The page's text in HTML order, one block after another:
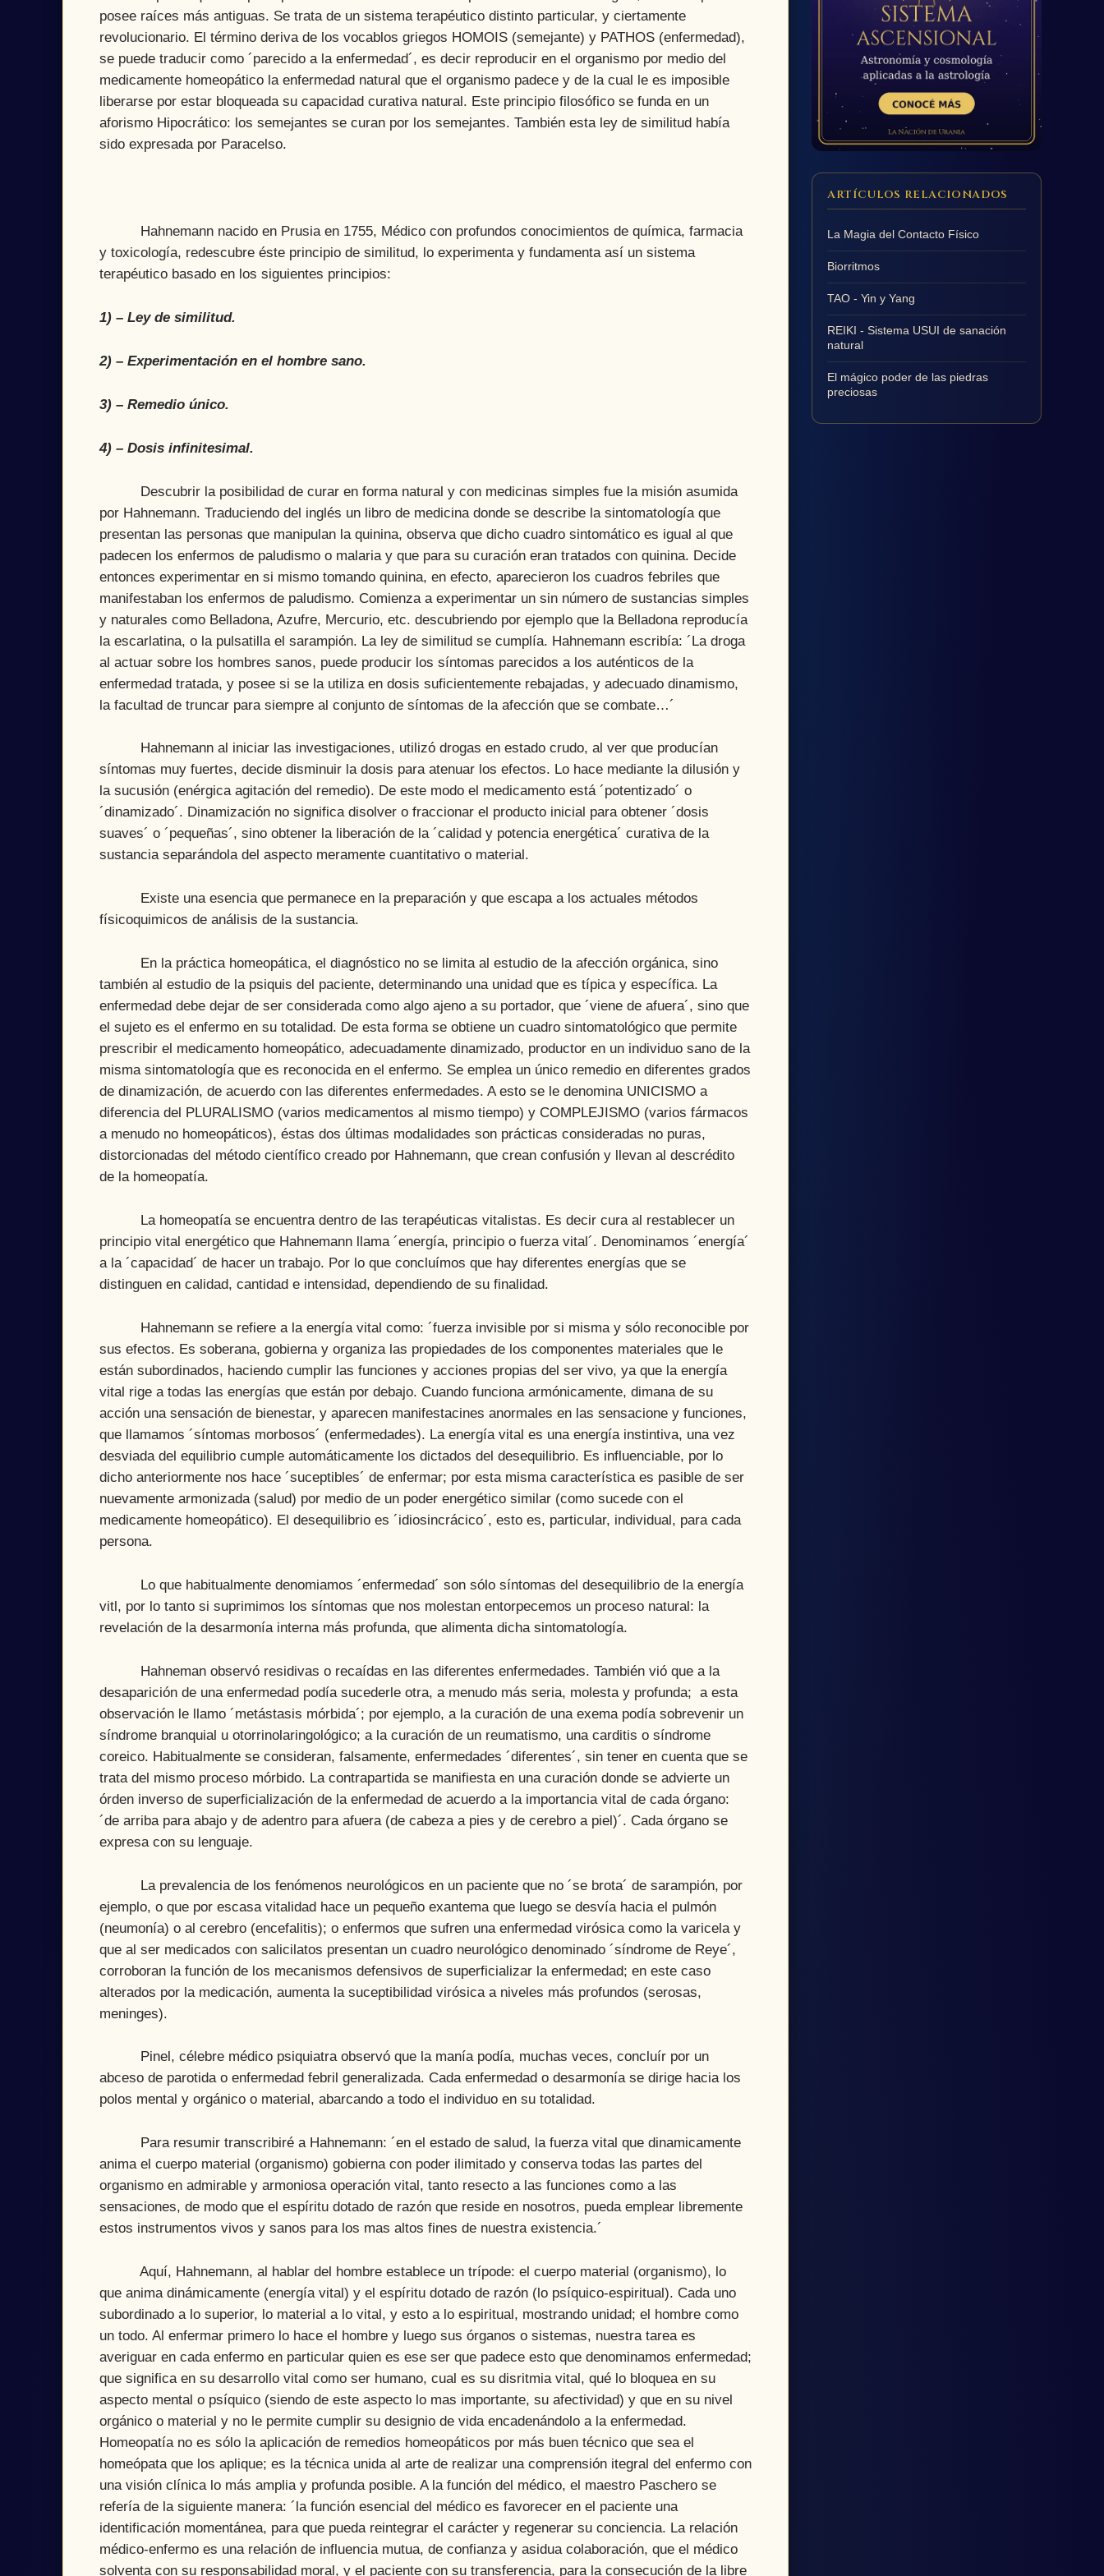
posee raíces más antiguas. Se trata de un sistema terapéutico distinto particular, y ciertamente
revolucionario. El término deriva de los vocablos griegos HOMOIS (semejante) y PATHOS (enfermedad),
se puede traducir como ´parecido a la enfermedad´, es decir reproducir en el organismo por medio del
medicamente homeopático la enfermedad natural que el organismo padece y de la cual le es imposible
liberarse por estar bloqueada su capacidad curativa natural. Este principio filosófico se funda en un
aforismo Hipocrático: los semejantes se curan por los semejantes. También esta ley de similitud había
sido expresada por Paracelso.
Hahnemann nacido en Prusia en 1755, Médico con profundos conocimientos de química, farmacia
y toxicología, redescubre éste principio de similitud, lo experimenta y fundamenta así un sistema
terapéutico basado en los siguientes principios:
1) – Ley de similitud.
2) – Experimentación en el hombre sano.
3) – Remedio único.
4) – Dosis infinitesimal.
Descubrir la posibilidad de curar en forma natural y con medicinas simples fue la misión asumida
por Hahnemann. Traduciendo del inglés un libro de medicina donde se describe la sintomatología que
presentan las personas que manipulan la quinina, observa que dicho cuadro sintomático es igual al que
padecen los enfermos de paludismo o malaria y que para su curación eran tratados con quinina. Decide
entonces experimentar en si mismo tomando quinina, en efecto, aparecieron los cuadros febriles que
manifestaban los enfermos de paludismo. Comienza a experimentar un sin número de sustancias simples
y naturales como Belladona, Azufre, Mercurio, etc. descubriendo por ejemplo que la Belladona reproducía
la escarlatina, o la pulsatilla el sarampión. La ley de similitud se cumplía. Hahnemann escribía: ´La droga
al actuar sobre los hombres sanos, puede producir los síntomas parecidos a los auténticos de la
enfermedad tratada, y posee si se la utiliza en dosis suficientemente rebajadas, y adecuado dinamismo,
la facultad de truncar para siempre al conjunto de síntomas de la afección que se combate…´
Hahnemann al iniciar las investigaciones, utilizó drogas en estado crudo, al ver que producían
síntomas muy fuertes, decide disminuir la dosis para atenuar los efectos. Lo hace mediante la dilusión y
la sucusión (enérgica agitación del remedio). De este modo el medicamento está ´potentizado´ o
´dinamizado´. Dinamización no significa disolver o fraccionar el producto inicial para obtener ´dosis
suaves´ o ´pequeñas´, sino obtener la liberación de la ´calidad y potencia energética´ curativa de la
sustancia separándola del aspecto meramente cuantitativo o material.
Existe una esencia que permanece en la preparación y que escapa a los actuales métodos
físicoquimicos de análisis de la sustancia.
En la práctica homeopática, el diagnóstico no se limita al estudio de la afección orgánica, sino
también al estudio de la psiquis del paciente, determinando una unidad que es típica y específica. La
enfermedad debe dejar de ser considerada como algo ajeno a su portador, que ´viene de afuera´, sino que
el sujeto es el enfermo en su totalidad. De esta forma se obtiene un cuadro sintomatológico que permite
prescribir el medicamento homeopático, adecuadamente dinamizado, productor en un individuo sano de la
misma sintomatología que es reconocida en el enfermo. Se emplea un único remedio en diferentes grados
de dinamización, de acuerdo con las diferentes enfermedades. A esto se le denomina UNICISMO a
diferencia del PLURALISMO (varios medicamentos al mismo tiempo) y COMPLEJISMO (varios fármacos
a menudo no homeopáticos), éstas dos últimas modalidades son prácticas consideradas no puras,
distorcionadas del método científico creado por Hahnemann, que crean confusión y llevan al descrédito
de la homeopatía.
La homeopatía se encuentra dentro de las terapéuticas vitalistas. Es decir cura al restablecer un
principio vital energético que Hahnemann llama ´energía, principio o fuerza vital´. Denominamos ´energía´
a la ´capacidad´ de hacer un trabajo. Por lo que concluímos que hay diferentes energías que se
distinguen en calidad, cantidad e intensidad, dependiendo de su finalidad.
Hahnemann se refiere a la energía vital como: ´fuerza invisible por si misma y sólo reconocible por
sus efectos. Es soberana, gobierna y organiza las propiedades de los componentes materiales que le
están subordinados, haciendo cumplir las funciones y acciones propias del ser vivo, ya que la energía
vital rige a todas las energías que están por debajo. Cuando funciona armónicamente, dimana de su
acción una sensación de bienestar, y aparecen manifestacines anormales en las sensacione y funciones,
que llamamos ´síntomas morbosos´ (enfermedades). La energía vital es una energía instintiva, una vez
desviada del equilibrio cumple automáticamente los dictados del desequilibrio. Es influenciable, por lo
dicho anteriormente nos hace ´suceptibles´ de enfermar; por esta misma característica es pasible de ser
nuevamente armonizada (salud) por medio de un poder energético similar (como sucede con el
medicamente homeopático). El desequilibrio es ´idiosincrácico´, esto es, particular, individual, para cada
persona.
Lo que habitualmente denomiamos ´enfermedad´ son sólo síntomas del desequilibrio de la energía
vitl, por lo tanto si suprimimos los síntomas que nos molestan entorpecemos un proceso natural: la
revelación de la desarmonía interna más profunda, que alimenta dicha sintomatología.
Hahneman observó residivas o recaídas en las diferentes enfermedades. También vió que a la
desaparición de una enfermedad podía sucederle otra, a menudo más seria, molesta y profunda; a esta
observación le llamo ´metástasis mórbida´; por ejemplo, a la curación de una exema podía sobrevenir un
síndrome branquial u otorrinolaringológico; a la curación de un reumatismo, una carditis o síndrome
coreico. Habitualmente se consideran, falsamente, enfermedades ´diferentes´, sin tener en cuenta que se
trata del mismo proceso mórbido. La contrapartida se manifiesta en una curación donde se advierte un
órden inverso de superficialización de la enfermedad de acuerdo a la importancia vital de cada órgano:
´de arriba para abajo y de adentro para afuera (de cabeza a pies y de cerebro a piel)´. Cada órgano se
expresa con su lenguaje.
La prevalencia de los fenómenos neurológicos en un paciente que no ´se brota´ de sarampión, por
ejemplo, o que por escasa vitalidad hace un pequeño exantema que luego se desvía hacia el pulmón
(neumonía) o al cerebro (encefalitis); o enfermos que sufren una enfermedad virósica como la varicela y
que al ser medicados con salicilatos presentan un cuadro neurológico denominado ´síndrome de Reye´,
corroboran la función de los mecanismos defensivos de superficializar la enfermedad; en este caso
alterados por la medicación, aumenta la suceptibilidad virósica a niveles más profundos (serosas,
meninges).
Pinel, célebre médico psiquiatra observó que la manía podía, muchas veces, concluír por un
abceso de parotida o enfermedad febril generalizada. Cada enfermedad o desarmonía se dirige hacia los
polos mental y orgánico o material, abarcando a todo el individuo en su totalidad.
Para resumir transcribiré a Hahnemann: ´en el estado de salud, la fuerza vital que dinamicamente
anima el cuerpo material (organismo) gobierna con poder ilimitado y conserva todas las partes del
organismo en admirable y armoniosa operación vital, tanto resecto a las funciones como a las
sensaciones, de modo que el espíritu dotado de razón que reside en nosotros, pueda emplear libremente
estos instrumentos vivos y sanos para los mas altos fines de nuestra existencia.´
Aquí, Hahnemann, al hablar del hombre establece un trípode: el cuerpo material (organismo), lo
que anima dinámicamente (energía vital) y el espíritu dotado de razón (lo psíquico-espiritual). Cada uno
subordinado a lo superior, lo material a lo vital, y esto a lo espiritual, mostrando unidad; el hombre como
un todo. Al enfermar primero lo hace el hombre y luego sus órganos o sistemas, nuestra tarea es
averiguar en cada enfermo en particular quien es ese ser que padece esto que denominamos enfermedad;
que significa en su desarrollo vital como ser humano, cual es su disritmia vital, qué lo bloquea en su
aspecto mental o psíquico (siendo de este aspecto lo mas importante, su afectividad) y que en su nivel
orgánico o material y no le permite cumplir su designio de vida encadenándolo a la enfermedad.
Homeopatía no es sólo la aplicación de remedios homeopáticos por más buen técnico que sea el
homeópata que los aplique; es la técnica unida al arte de realizar una comprensión itegral del enfermo con
una visión clínica lo más amplia y profunda posible. A la función del médico, el maestro Paschero se
refería de la siguiente manera: ´la función esencial del médico es favorecer en el paciente una
identificación momentánea, para que pueda reintegrar el carácter y regenerar su conciencia. La relación
médico-enfermo es una relación de influencia mutua, de confianza y asidua colaboración, que el médico
solventa con su responsabilidad moral, y el paciente con su transferencia, para la consecución de la libre
ARTÍCULOS RELACIONADOS
La Magia del Contacto Físico
Biorritmos
TAO - Yin y Yang
REIKI - Sistema USUI de sanación
natural
El mágico poder de las piedras
preciosas